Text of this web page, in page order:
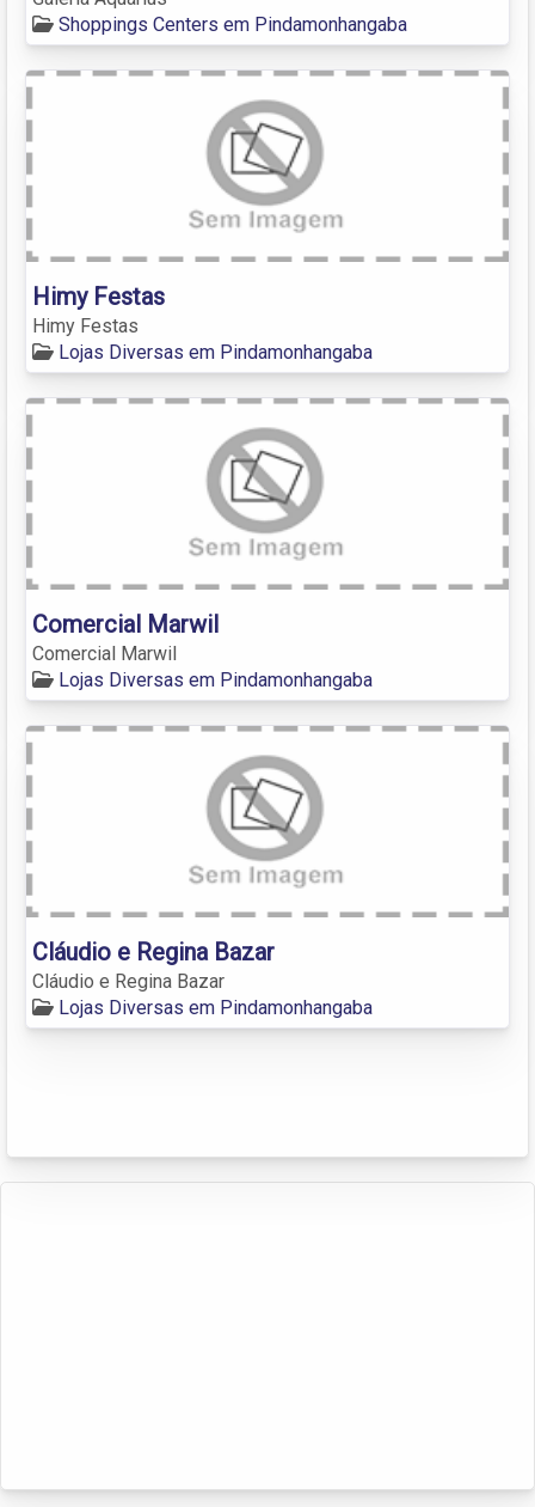
Shoppings Centers em Pindamonhangaba
Himy Festas
Himy Festas
Lojas Diversas em Pindamonhangaba
Comercial Marwil
Comercial Marwil
Lojas Diversas em Pindamonhangaba
Cláudio e Regina Bazar
Cláudio e Regina Bazar
Lojas Diversas em Pindamonhangaba